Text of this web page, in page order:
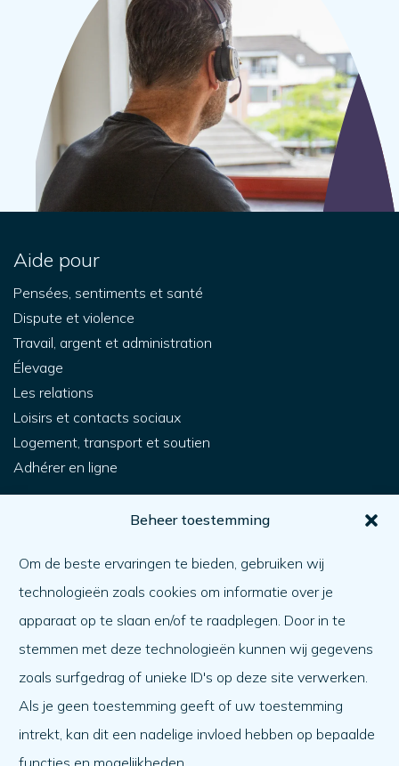
Beheer toestemming
Om de beste ervaringen te bieden, gebruiken wij
technologieën zoals cookies om informatie over je
apparaat op te slaan en/of te raadplegen. Door in te
stemmen met deze technologieën kunnen wij gegevens
zoals surfgedrag of unieke ID's op deze site verwerken.
Als je geen toestemming geeft of uw toestemming
intrekt, kan dit een nadelige invloed hebben op bepaalde
functies en mogelijkheden.
Aide pour
Pensées, sentiments et santé
Dispute et violence
Travail, argent et administration
Élevage
Les relations
Loisirs et contacts sociaux
Logement, transport et soutien
Adhérer en ligne
Quoi de neuf ?
Ordre du jour
A propos de nous
A propos de nous
Travailler à